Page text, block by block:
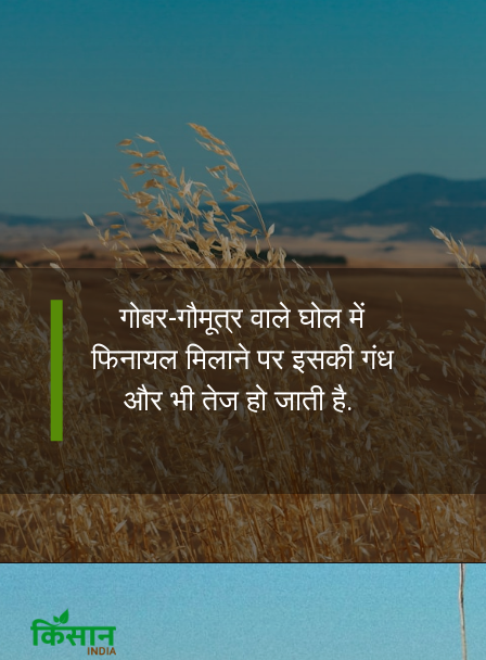
गोबर-गौमूत्र वाले घोल में
फिनायल मिलाने पर इसकी गंध
और भी तेज हो जाती है.